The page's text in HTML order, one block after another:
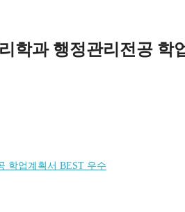
학과 행정관리전공 학
학업계획서 BEST 우수